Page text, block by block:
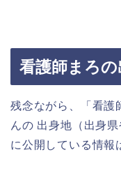
看護師まろの
残念ながら、「看護
んの 出身地（出身
に公開している情報